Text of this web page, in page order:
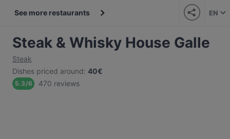
See more restaurants EN
Steak & Whisky House Galle
Steak
Dishes priced around: 40€
5.3/6 470 reviews